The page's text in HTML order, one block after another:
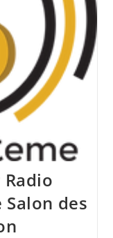
des